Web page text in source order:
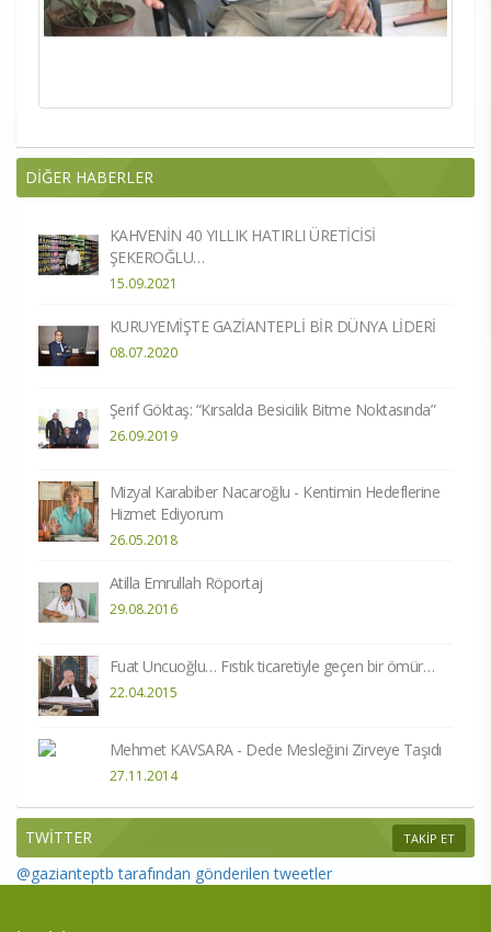
DİĞER HABERLER
KAHVENİN 40 YILLIK HATIRLI ÜRETİCİSİ
ŞEKEROĞLU…
15.09.2021
KURUYEMİŞTE GAZİANTEPLİ BİR DÜNYA LİDERİ
08.07.2020
Şerif Göktaş: “Kırsalda Besicilik Bitme Noktasında”
26.09.2019
Mizyal Karabiber Nacaroğlu - Kentimin Hedeflerine
Hizmet Ediyorum
26.05.2018
Atilla Emrullah Röportaj
29.08.2016
Fuat Uncuoğlu… Fıstık ticaretiyle geçen bir ömür…
22.04.2015
Mehmet KAVSARA - Dede Mesleğini Zirveye Taşıdı
27.11.2014
TWİTTER TAKİP ET
@gazianteptb tarafından gönderilen tweetler